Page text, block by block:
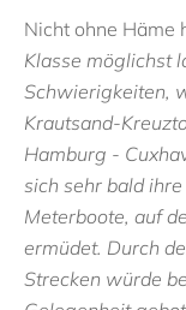
Nicht ohne Häme
Klasse möglichst
Schwierigkeiten,
Krautsand-
Hamburg -
sich sehr bald
Meterboote, auf
ermüdet. Durch
Strecken würde